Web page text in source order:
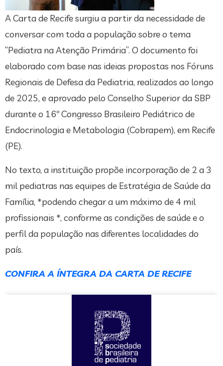
A Carta de Recife surgiu a partir da necessidade de
conversar com toda a população sobre o tema
“Pediatra na Atenção Primária”. O documento foi
elaborado com base nas ideias propostas nos Fóruns
Regionais de Defesa da Pediatria, realizados ao longo
de 2025, e aprovado pelo Conselho Superior da SBP
durante o 16º Congresso Brasileiro Pediátrico de
Endocrinologia e Metabologia (Cobrapem), em Recife
(PE).
No texto, a instituição propõe incorporação de 2 a 3
mil pediatras nas equipes de Estratégia de Saúde da
Família, *podendo chegar a um máximo de 4 mil
profissionais *, conforme as condições de saúde e o
perfil da população nas diferentes localidades do
país.
CONFIRA A ÍNTEGRA DA CARTA DE RECIFE